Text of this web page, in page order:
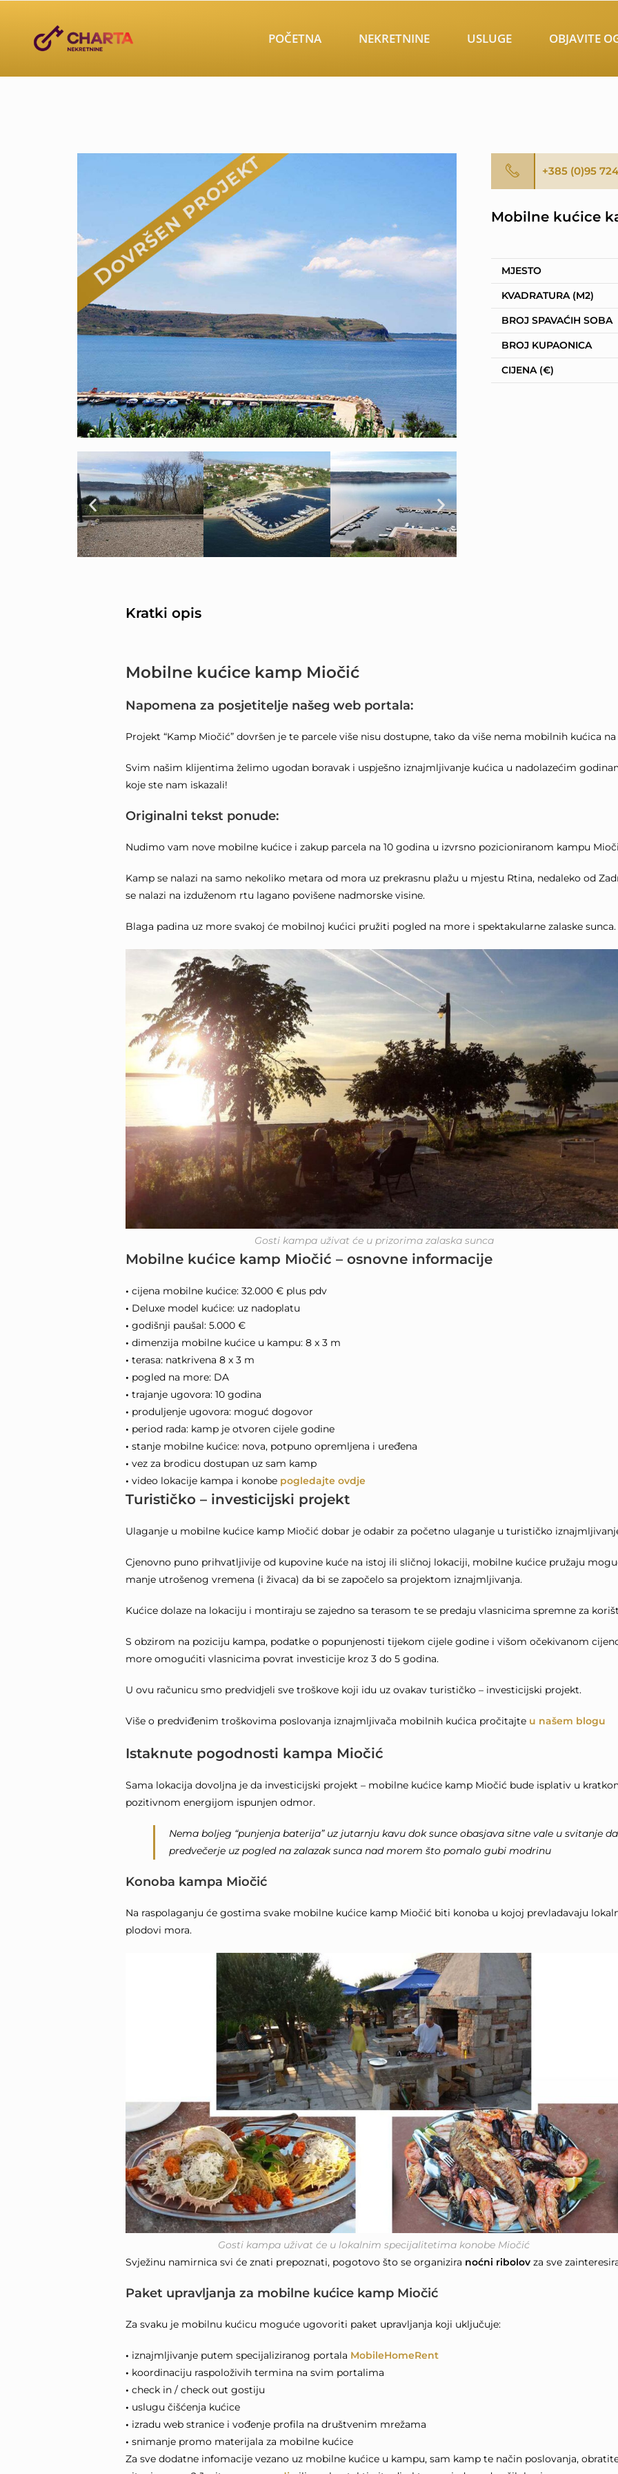
POČETNA NEKRETNINE USLUGE OBJAVITE
+385 (0)95
Mobilne kućice
MJESTO
KVADRATURA (M2)
BROJ SPAVAĆIH SOBA
BROJ KUPAONICA
CIJENA (€)
Kratki opis
Mobilne kućice kamp Miočić
Napomena za posjetitelje našeg web portala:
Projekt “Kamp Miočić” dovršen je te parcele više nisu dostupne, tako da više nema mobilnih kućica
Svim našim klijentima želimo ugodan boravak i uspješno iznajmljivanje kućica u nadolazećim
koje ste nam iskazali!
Originalni tekst ponude:
Nudimo vam nove mobilne kućice i zakup parcela na 10 godina u izvrsno pozicioniranom kampu
Kamp se nalazi na samo nekoliko metara od mora uz prekrasnu plažu u mjestu Rtina, nedaleko od
se nalazi na izduženom rtu lagano povišene nadmorske visine.
Blaga padina uz more svakoj će mobilnoj kućici pružiti pogled na more i spektakularne zalaske sunca.
Gosti kampa uživat će u prizorima zalaska sunca
Mobilne kućice kamp Miočić – osnovne informacije
• cijena mobilne kućice: 32.000 € plus pdv
• Deluxe model kućice: uz nadoplatu
• godišnji paušal: 5.000 €
• dimenzija mobilne kućice u kampu: 8 x 3 m
• terasa: natkrivena 8 x 3 m
• pogled na more: DA
• trajanje ugovora: 10 godina
• produljenje ugovora: moguć dogovor
• period rada: kamp je otvoren cijele godine
• stanje mobilne kućice: nova, potpuno opremljena i uređena
• vez za brodicu dostupan uz sam kamp
• video lokacije kampa i konobe pogledajte ovdje
Turističko – investicijski projekt
Ulaganje u mobilne kućice kamp Miočić dobar je odabir za početno ulaganje u turističko
Cjenovno puno prihvatljivije od kupovine kuće na istoj ili sličnoj lokaciji, mobilne kućice pružaju
manje utrošenog vremena (i živaca) da bi se započelo sa projektom iznajmljivanja.
Kućice dolaze na lokaciju i montiraju se zajedno sa terasom te se predaju vlasnicima spremne za
S obzirom na poziciju kampa, podatke o popunjenosti tijekom cijele godine i višom očekivanom
more omogućiti vlasnicima povrat investicije kroz 3 do 5 godina.
U ovu računicu smo predvidjeli sve troškove koji idu uz ovakav turističko – investicijski projekt.
Više o predviđenim troškovima poslovanja iznajmljivača mobilnih kućica pročitajte u našem blogu
Istaknute pogodnosti kampa Miočić
Sama lokacija dovoljna je da investicijski projekt – mobilne kućice kamp Miočić bude isplativ u
pozitivnom energijom ispunjen odmor.
Nema boljeg “punjenja baterija” uz jutarnju kavu dok sunce obasjava sitne vale u svitanje
predvečerje uz pogled na zalazak sunca nad morem što pomalo gubi modrinu
Konoba kampa Miočić
Na raspolaganju će gostima svake mobilne kućice kamp Miočić biti konoba u kojoj prevladavaju
plodovi mora.
Gosti kampa uživat će u lokalnim specijalitetima konobe Miočić
Svježinu namirnica svi će znati prepoznati, pogotovo što se organizira noćni ribolov za sve
Paket upravljanja za mobilne kućice kamp Miočić
Za svaku je mobilnu kućicu moguće ugovoriti paket upravljanja koji uključuje:
• iznajmljivanje putem specijaliziranog portala MobileHomeRent
• koordinaciju raspoloživih termina na svim portalima
• check in / check out gostiju
• uslugu čišćenja kućice
• izradu web stranice i vođenje profila na društvenim mrežama
• snimanje promo materijala za mobilne kućice
Za sve dodatne infomacije vezano uz mobilne kućice u kampu, sam kamp te način poslovanja,